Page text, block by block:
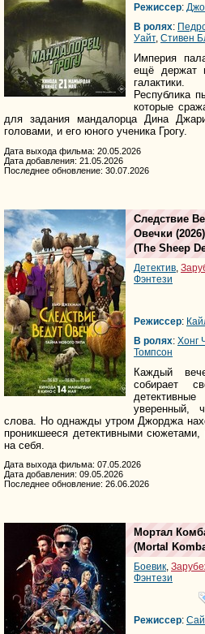
Режиссер:
В ролях:
Уайт, Стивен
Империя
ещё держат
Республика
которые
для задания мандалорца Дина
головами, и его юного ученика Грогу.
Дата выхода фильма: 20.05.2026
Дата добавления: 21.05.2026
Последнее обновление: 30.07.2026
Следствие
Овечки (2026)
(The Sheep
Детектив
Фэнтези
Режиссер:
В ролях: Хонг
Томпсон
Каждый
собирает
уверенный,
слова. Но однажды утром Джорджа
проникшееся детективными сюжетами,
на себя.
Дата выхода фильма: 07.05.2026
Дата добавления: 09.05.2026
Последнее обновление: 26.06.2026
Мортал
(Mortal
Боевик,
Фэнтези
Режиссер: